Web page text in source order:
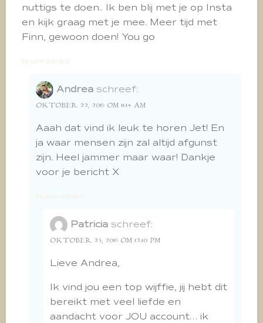
nuttigs te doen.. Ik ben blij met je op Insta
en kijk graag met je mee. Meer tijd met
Finn, gewoon doen! You go
beantwoorden
Andrea schreef:
OKTOBER 22, 2019 OM 11:14 AM
Aaah dat vind ik leuk te horen Jet! En
ja waar mensen zijn zal altijd afgunst
zijn. Heel jammer maar waar! Dankje
voor je bericht X
beantwoorden
Patricia schreef:
OKTOBER 23, 2019 OM 12:10 PM
Lieve Andrea,
Ik vind jou een top wijffie, jij hebt dit
bereikt met veel liefde en
aandacht voor JOU account… ik